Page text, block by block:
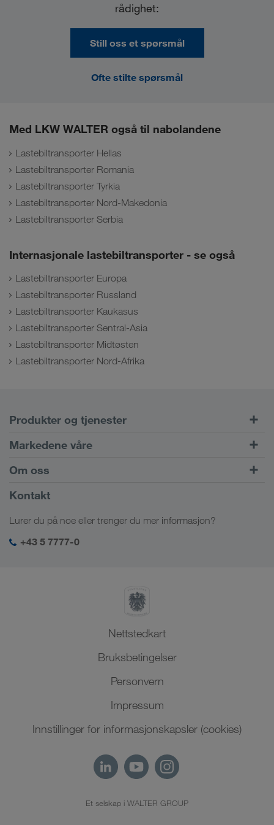
rådighet:
Still oss et spørsmål
Ofte stilte spørsmål
Med LKW WALTER også til nabolandene
Lastebiltransporter Hellas
Lastebiltransporter Romania
Lastebiltransporter Tyrkia
Lastebiltransporter Nord-Makedonia
Lastebiltransporter Serbia
Internasjonale lastebiltransporter - se også
Lastebiltransporter Europa
Lastebiltransporter Russland
Lastebiltransporter Kaukasus
Lastebiltransporter Sentral-Asia
Lastebiltransporter Midtøsten
Lastebiltransporter Nord-Afrika
Produkter og tjenester
Veitransport
Kundeportalen CONNECT
Digitale løsninger
Bransjeløsninger
Markedene våre
Europa
Kaukasus
Sentral-Asia
Midtøsten
Om oss
Firmainformasjon
Sosialt ansvar
HMS & kvalitetssikring
Kontakt
Lurer du på noe eller trenger du mer informasjon?
+43 5 7777-0
Nettstedkart
Bruksbetingelser
Personvern
Impressum
Innstillinger for informasjonskapsler (cookies)
Et selskap i WALTER GROUP